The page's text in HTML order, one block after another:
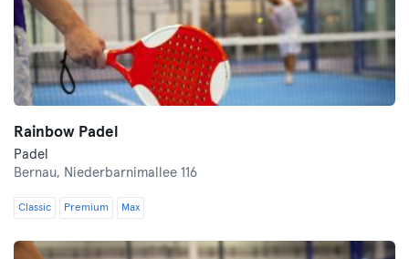
Rainbow Padel
Padel
Bernau, Niederbarnimallee 116
Classic Premium Max